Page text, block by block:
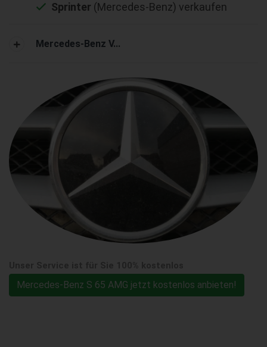
Sprinter (Mercedes-Benz) verkaufen
Mercedes-Benz V...
Mercedes-Benz S 65 AMG jetzt kostenlos anbieten!